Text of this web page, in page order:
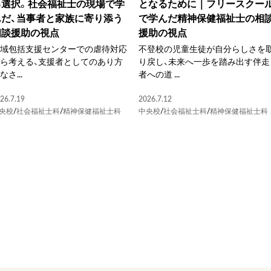
、当事者と家族に寄り添う
援助の視点
包括支援センターでの虐待対応
考える、支援者としてのあり方
さ...
校/社会福祉士科/精神保健福祉士科
で学んだ精神保健福祉士の相
援助の視点
不登校の児童生徒が自分らしさを
り戻し、未来へ一歩を踏み出す伴走
者への道 ...
2026.7.12
中央校/社会福祉士科/精神保健福祉士科